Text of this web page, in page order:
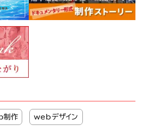
制作 webデザイン